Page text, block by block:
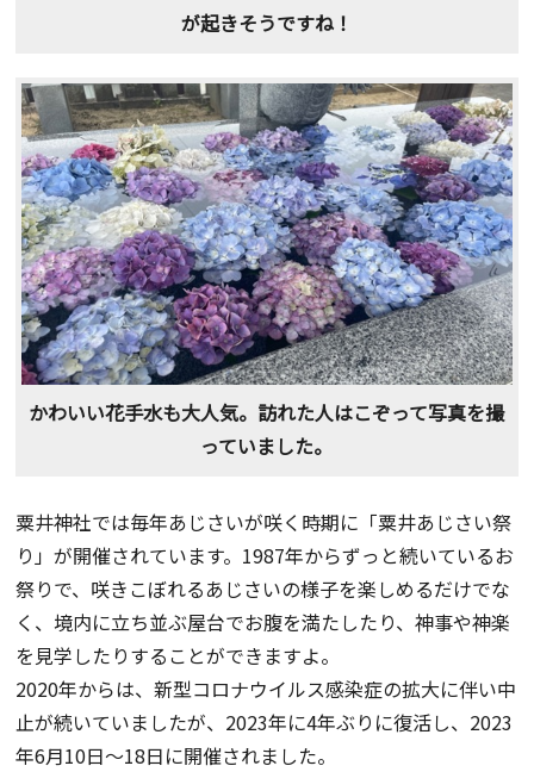
が起きそうですね！
かわいい花手水も大人気。訪れた人はこぞって写真を撮
っていました。
粟井神社では毎年あじさいが咲く時期に「粟井あじさい祭
り」が開催されています。1987年からずっと続いているお
祭りで、咲きこぼれるあじさいの様子を楽しめるだけでな
く、境内に立ち並ぶ屋台でお腹を満たしたり、神事や神楽
を見学したりすることができますよ。
2020年からは、新型コロナウイルス感染症の拡大に伴い中
止が続いていましたが、2023年に4年ぶりに復活し、2023
年6月10日～18日に開催されました。